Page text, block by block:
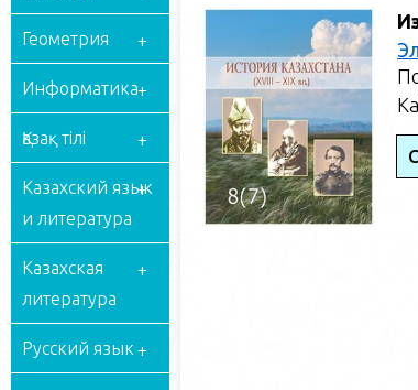
Геометрия
Информатика
Қазақ тілі
Казахский язык
и литература
Казахская
литература
Русский язык